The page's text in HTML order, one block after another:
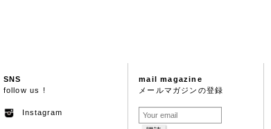
SNS
follow us !
Instagram
mail magazine
メールマガジンの登録